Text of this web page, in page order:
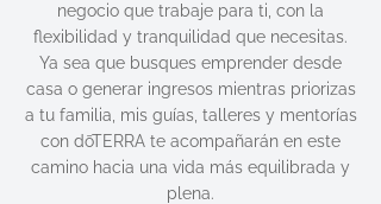
negocio que trabaje para ti, con la
flexibilidad y tranquilidad que necesitas.
Ya sea que busques emprender desde
casa o generar ingresos mientras priorizas
a tu familia, mis guías, talleres y mentorías
con dōTERRA te acompañarán en este
camino hacia una vida más equilibrada y
plena.